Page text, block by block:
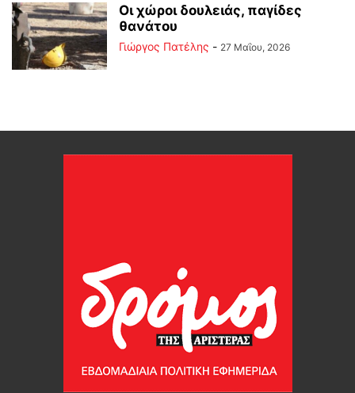
Οι χώροι δουλειάς, παγίδες
θανάτου
Γιώργος Πατέλης - 27 Μαΐου, 2026